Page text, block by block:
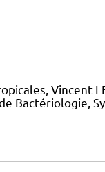
Vincent
Bactériologie,